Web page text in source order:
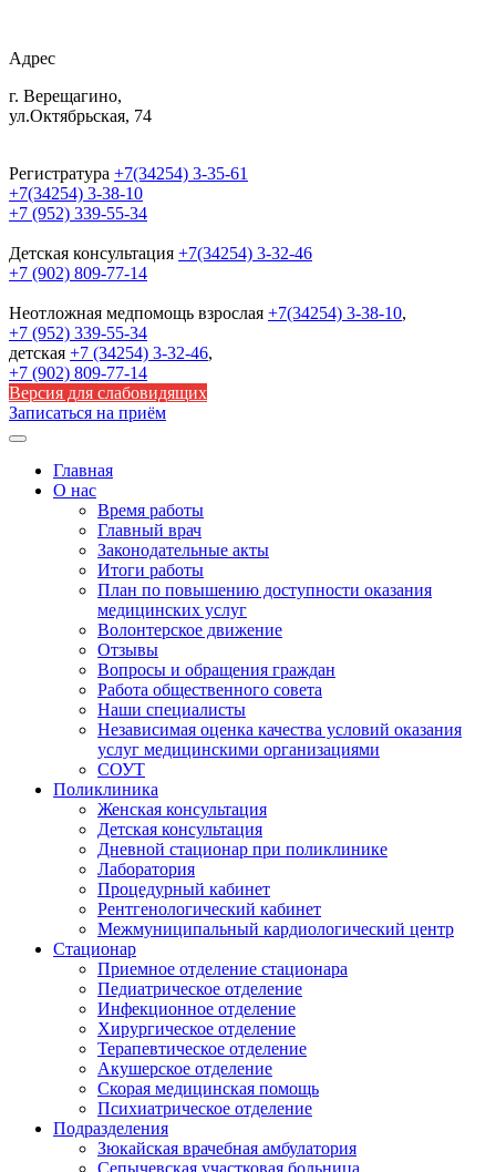
Адрес
г. Верещагино,
ул.Октябрьская, 74
Регистратура +7(34254) 3-35-61
+7(34254) 3-38-10
+7 (952) 339-55-34
Детская консультация +7(34254) 3-32-46
+7 (902) 809-77-14
Неотложная медпомощь взрослая +7(34254) 3-38-10,
+7 (952) 339-55-34
детская +7 (34254) 3-32-46,
+7 (902) 809-77-14
Версия для слабовидящих
Записаться на приём
Главная
О нас
Время работы
Главный врач
Законодательные акты
Итоги работы
План по повышению доступности оказания
медицинских услуг
Волонтерское движение
Отзывы
Вопросы и обращения граждан
Работа общественного совета
Наши специалисты
Независимая оценка качества условий оказания
услуг медицинскими организациями
СОУТ
Поликлиника
Женская консультация
Детская консультация
Дневной стационар при поликлинике
Лаборатория
Процедурный кабинет
Рентгенологический кабинет
Межмуниципальный кардиологический центр
Стационар
Приемное отделение стационара
Педиатрическое отделение
Инфекционное отделение
Хирургическое отделение
Терапевтическое отделение
Акушерское отделение
Скорая медицинская помощь
Психиатрическое отделение
Подразделения
Зюкайская врачебная амбулатория
Сепычевская участковая больница